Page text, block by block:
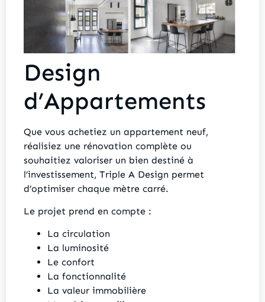
Design
d’Appartements
Que vous achetiez un appartement neuf,
réalisiez une rénovation complète ou
souhaitiez valoriser un bien destiné à
l’investissement, Triple A Design permet
d’optimiser chaque mètre carré.
Le projet prend en compte :
La circulation
La luminosité
Le confort
La fonctionnalité
La valeur immobilière